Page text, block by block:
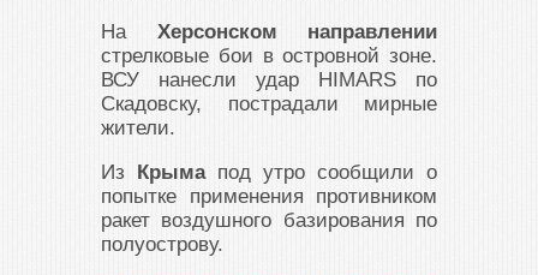
На Херсонском направлении
стрелковые бои в островной зоне.
ВСУ нанесли удар HIMARS по
Скадовску, пострадали мирные
жители.
Из Крымапод утро сообщили о
попытке применения противником
ракет воздушного базирования по
полуострову.